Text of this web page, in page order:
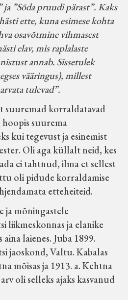
”Sõda pruudi pärast”. Kaks
ette, kuna esimese kohta
osavõtmine vihmasest
elav, mis raplalaste
annab. Sissetulek
vääringus), millest
tulevad”.
korraldatavad
suurema
kui tegevust ja esinemist
Oli aga küllalt neid, kes
ei tahtnud, ilma et sellest
oli pidude korraldamise
etteheiteid.
ja mõningastele
liikmeskonnas ja elanike
laienes. Juba 1899.
jaoskond, Valtu. Kabalas
mõisas ja 1913. a. Kehtna
oli selleks ajaks kasvanud